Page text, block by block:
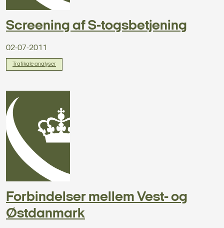
Screening af S-togsbetjening
02-07-2011
Trafikale analyser
Forbindelser mellem Vest- og
Østdanmark